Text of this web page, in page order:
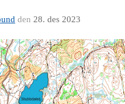
den 28. des 2023